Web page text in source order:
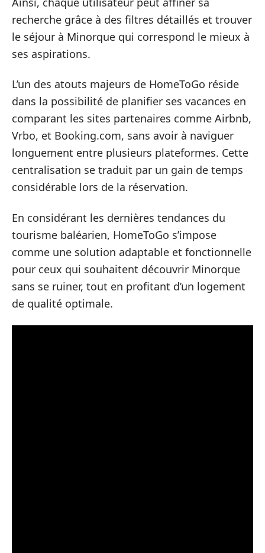
recherche grâce à des filtres détaillés et trouver
le séjour à Minorque qui correspond le mieux à
ses aspirations.
L’un des atouts majeurs de HomeToGo réside
dans la possibilité de planifier ses vacances en
comparant les sites partenaires comme Airbnb,
Vrbo, et Booking.com, sans avoir à naviguer
longuement entre plusieurs plateformes. Cette
centralisation se traduit par un gain de temps
considérable lors de la réservation.
En considérant les dernières tendances du
tourisme baléarien, HomeToGo s’impose
comme une solution adaptable et fonctionnelle
pour ceux qui souhaitent découvrir Minorque
sans se ruiner, tout en profitant d’un logement
de qualité optimale.